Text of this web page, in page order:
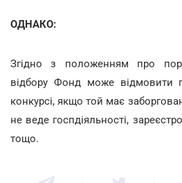
ОДНАКО:
Згідно з положенням про
відбору Фонд може відмовити
конкурсі, якщо той має
не веде госпдіяльності,
тощо.